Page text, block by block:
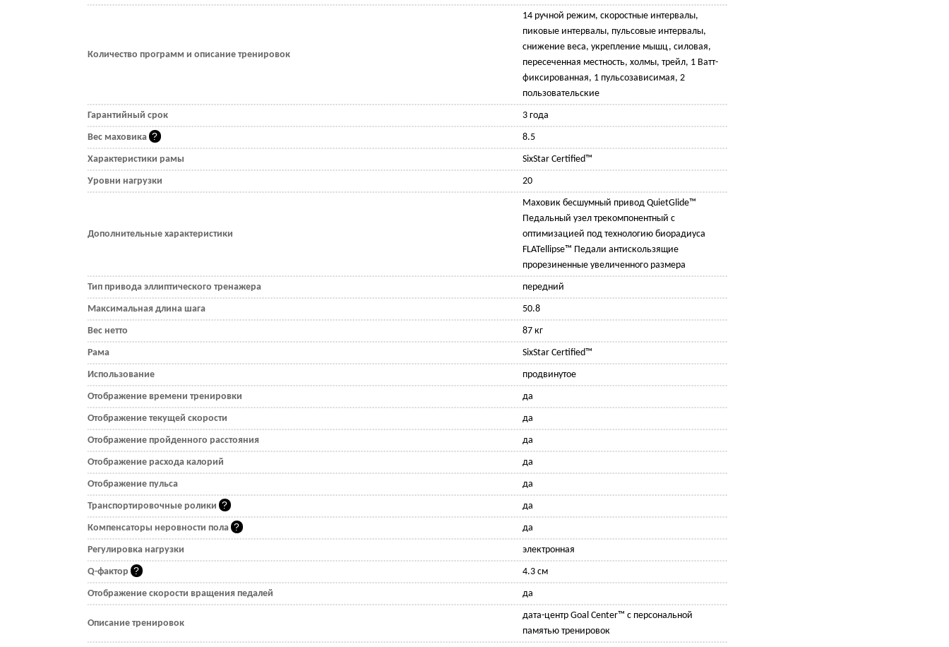
Количество программ и описание тренировок
14 ручной режим, скоростные интервалы,
пиковые интервалы, пульсовые интервалы,
снижение веса, укрепление мышц, силовая,
пересеченная местность, холмы, трейл, 1 Ватт-
фиксированная, 1 пульсозависимая, 2
пользовательские
Гарантийный срок 3 года
Вес маховика 8.5
Характеристики рамы SixStar Certified™
Уровни нагрузки 20
Дополнительные характеристики
Маховик бесшумный привод QuietGlide™
Педальный узел трекомпонентный с
оптимизацией под технологию биорадиуса
FLATellipse™ Педали антискользящие
прорезиненные увеличенного размера
Тип привода эллиптического тренажера передний
Максимальная длина шага 50.8
Вес нетто 87 кг
Рама SixStar Certified™
Использование продвинутое
Отображение времени тренировки да
Отображение текущей скорости да
Отображение пройденного расстояния да
Отображение расхода калорий да
Отображение пульса да
Транспортировочные ролики да
Компенсаторы неровности пола да
Регулировка нагрузки электронная
Q-фактор 4.3 см
Отображение скорости вращения педалей да
Описание тренировок
дата-центр Goal Center™ c персональной
памятью тренировок